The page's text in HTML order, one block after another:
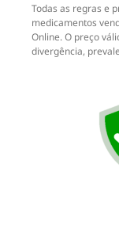
Todas as regras e
medicamentos
Online. O preço
divergência,